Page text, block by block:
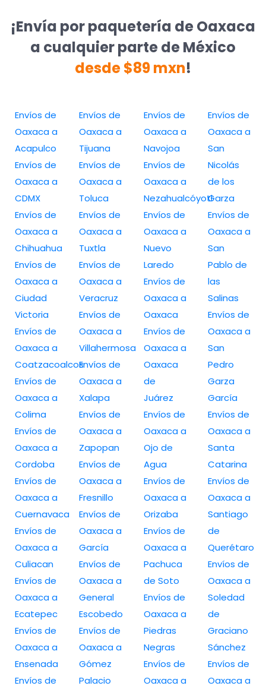
¡Envía por paquetería de Oaxaca
a cualquier parte de México
desde $89 mxn!
Envíos de
Oaxaca a
Acapulco
Envíos de
Oaxaca a
CDMX
Envíos de
Oaxaca a
Chihuahua
Envíos de
Oaxaca a
Ciudad
Victoria
Envíos de
Oaxaca a
Coatzacoalcos
Envíos de
Oaxaca a
Colima
Envíos de
Oaxaca a
Cordoba
Envíos de
Oaxaca a
Cuernavaca
Envíos de
Oaxaca a
Culiacan
Envíos de
Oaxaca a
Ecatepec
Envíos de
Oaxaca a
Ensenada
Envíos de
Envíos de
Oaxaca a
Tijuana
Envíos de
Oaxaca a
Toluca
Envíos de
Oaxaca a
Tuxtla
Envíos de
Oaxaca a
Veracruz
Envíos de
Oaxaca a
Villahermosa
Envíos de
Oaxaca a
Xalapa
Envíos de
Oaxaca a
Zapopan
Envíos de
Oaxaca a
Fresnillo
Envíos de
Oaxaca a
García
Envíos de
Oaxaca a
General
Escobedo
Envíos de
Oaxaca a
Gómez
Palacio
Envíos de
Oaxaca a
Navojoa
Envíos de
Oaxaca a
Nezahualcóyotl
Envíos de
Oaxaca a
Nuevo
Laredo
Envíos de
Oaxaca a
Oaxaca
Envíos de
Oaxaca a
Oaxaca
de
Juárez
Envíos de
Oaxaca a
Ojo de
Agua
Envíos de
Oaxaca a
Orizaba
Envíos de
Oaxaca a
Pachuca
de Soto
Envíos de
Oaxaca a
Piedras
Negras
Envíos de
Oaxaca a
Envíos de
Oaxaca a
San
Nicolás
de los
Garza
Envíos de
Oaxaca a
San
Pablo de
las
Salinas
Envíos de
Oaxaca a
San
Pedro
Garza
García
Envíos de
Oaxaca a
Santa
Catarina
Envíos de
Oaxaca a
Santiago
de
Querétaro
Envíos de
Oaxaca a
Soledad
de
Graciano
Sánchez
Envíos de
Oaxaca a